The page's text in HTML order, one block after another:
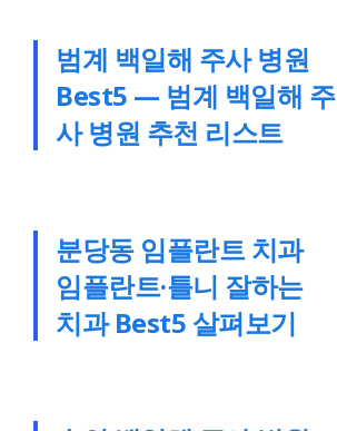
범계 백일해 주사 병원
Best5 — 범계 백일해 주
사 병원 추천 리스트
분당동 임플란트 치과
임플란트·틀니 잘하는
치과 Best5 살펴보기